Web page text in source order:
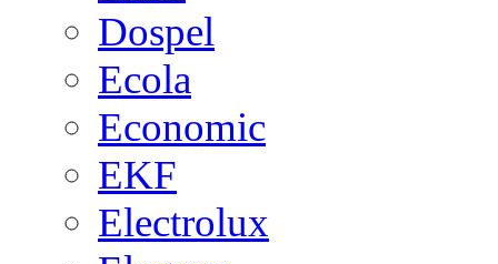
Dospel
Ecola
Economic
EKF
Electrolux